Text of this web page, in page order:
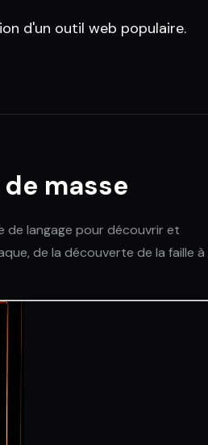
d'un outil web populaire.
masse
de langage pour découvrir et
de la découverte de la faille à